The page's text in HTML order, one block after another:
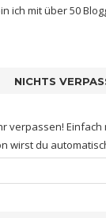
ich mitüber 50
NICHTS
verpassen! Einfach
wirst du